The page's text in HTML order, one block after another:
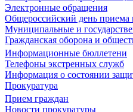
Электронные обращения
Общероссийский день приема
Муниципальные и
Гражданская оборона и
Информационные бюллетени
Телефоны экстренных служб
Информация о состоянии
Прокуратура
Прием граждан
Новости прокуратуры